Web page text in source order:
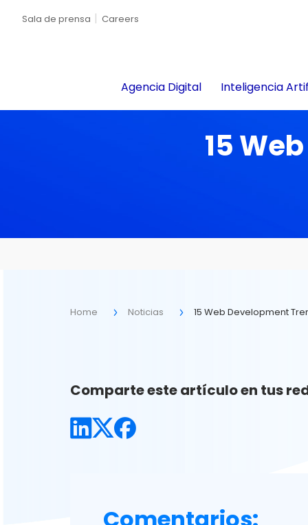
Sala de prensa Careers
Agencia Digital Inteligencia
15
Home Noticias 15 Web Development
Comparte este artículo en tus